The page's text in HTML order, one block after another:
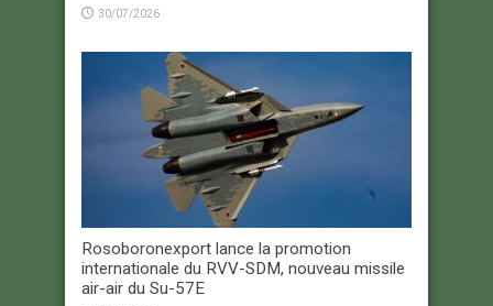
30/07/2026
Rosoboronexport lance la promotion
internationale du RVV-SDM, nouveau missile
air-air du Su-57E